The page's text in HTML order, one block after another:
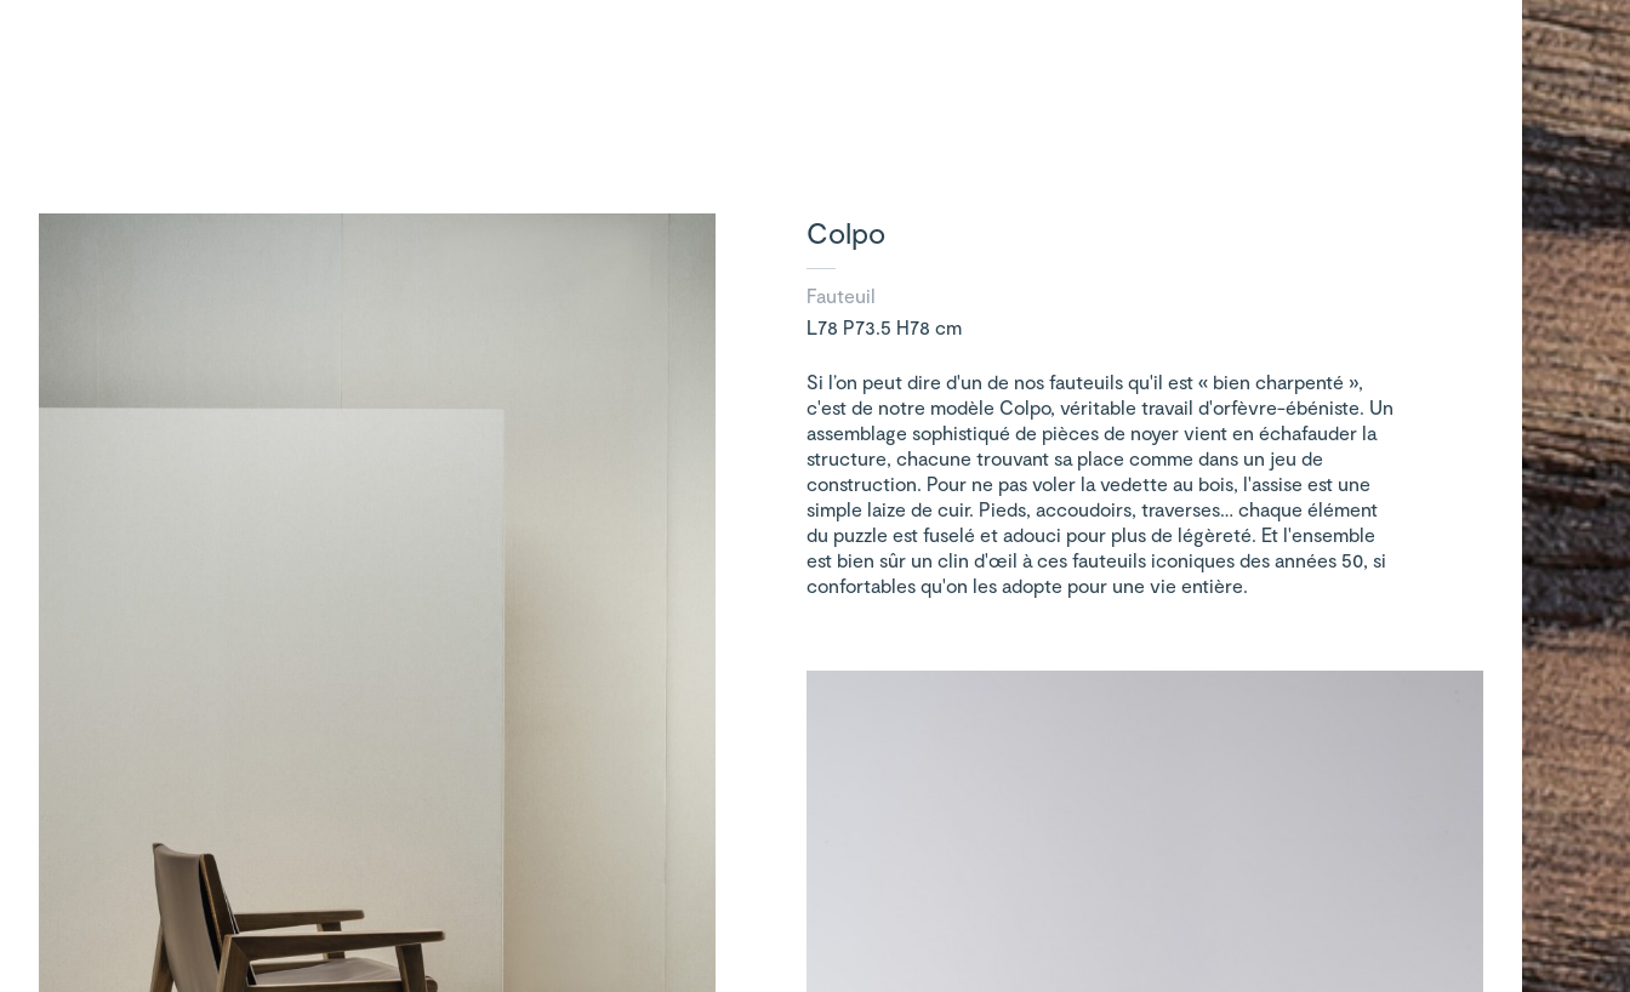
Colpo
Fauteuil
L78 P73.5 H78 cm
Si l’on peut dire d'un de nos fauteuils qu'il est « bien charpenté »,
c'est de notre modèle Colpo, véritable travail d'orfèvre-ébéniste. Un
assemblage sophistiqué de pièces de noyer vient en échafauder la
structure, chacune trouvant sa place comme dans un jeu de
construction. Pour ne pas voler la vedette au bois, l'assise est une
simple laize de cuir. Pieds, accoudoirs, traverses… chaque élément
du puzzle est fuselé et adouci pour plus de légèreté. Et l'ensemble
est bien sûr un clin d'œil à ces fauteuils iconiques des années 50, si
confortables qu'on les adopte pour une vie entière.